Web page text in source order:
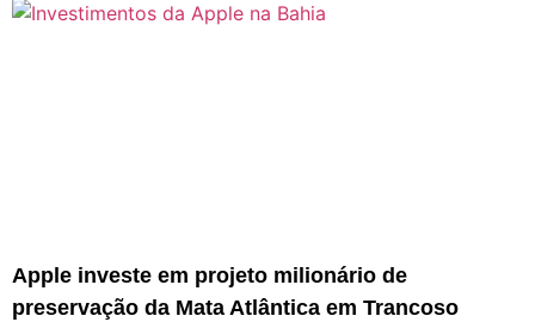
Apple investe em projeto milionário de
preservação da Mata Atlântica em Trancoso